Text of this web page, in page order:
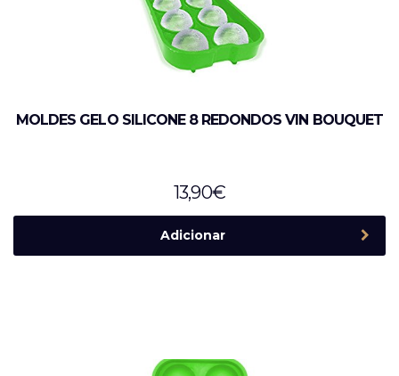
MOLDES GELO SILICONE 8 REDONDOS VIN BOUQUET
13,90€
Adicionar